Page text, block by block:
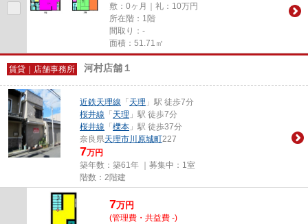
敷：0ヶ月｜礼：10万円
所在階：1階
間取り：-
面積：51.71㎡
賃貸｜店舗事務所 河村店舗１
近鉄天理線 「 天理 」駅 徒歩7分
桜井線 「 天理 」駅 徒歩7分
桜井線 「 櫟本 」駅 徒歩37分
奈良県天理市川原城町227
7万円
築年数：築61年 ｜募集中： 1室
階数：2階建
7万円
(管理費・共益費 -)